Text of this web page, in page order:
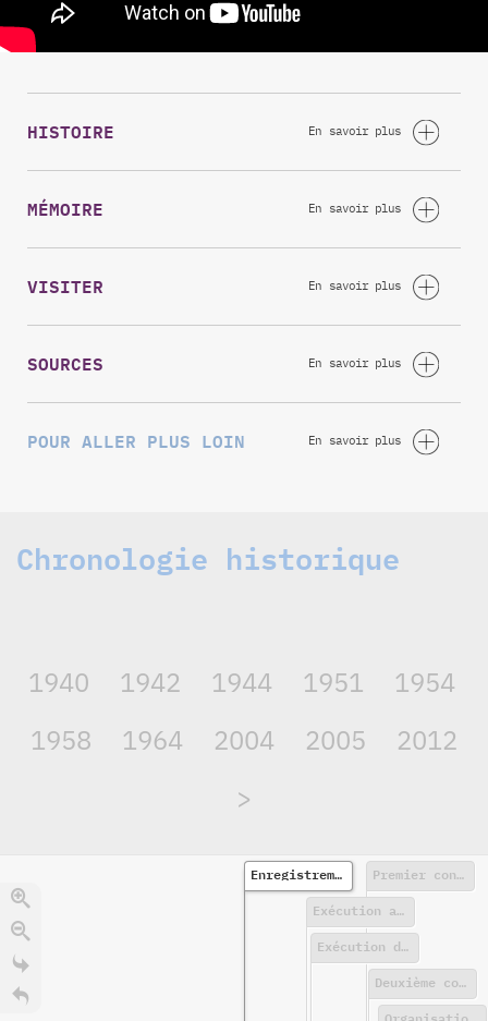
HISTOIRE
MÉMOIRE
VISITER
SOURCES
POUR ALLER PLUS LOIN
Chronologie historique
1940 1942 1944 1951
1954
1958
1964 2004 2005
2012
>
Enregistrement du premier détenu au camp du Fort de Romainville
Exécution au Mont-Valérien de 88 otages
Exécution de 46 otages au Mont-Valérien en représailles
Premier convoi de déportation au départ de la Gare de Pantin
Deuxième convoi au départ de Pantin